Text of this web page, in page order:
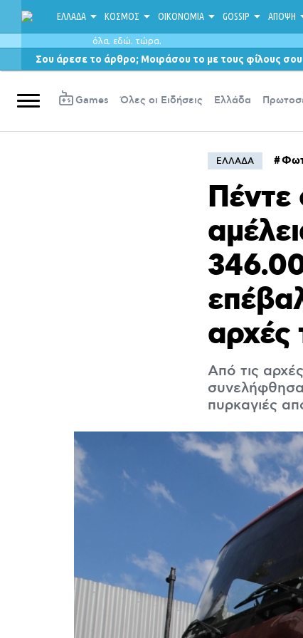
ΕΛΛΑΔΑ ΚΟΣΜΟΣ ΟΙΚΟΝΟΜΙΑ GOSSIP ΑΠΟΨΗ
όλα. εδώ. τώρα.
Σου άρεσε το άρθρο; Μοιράσου το με τους φίλους σου